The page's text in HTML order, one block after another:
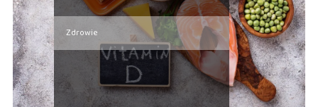
Zdrowie